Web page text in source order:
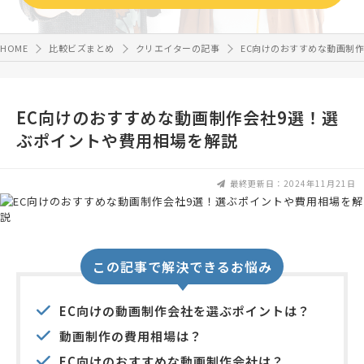
HOME 比較ビズまとめ クリエイターの記事 EC向けのおすすめな動画制
EC向けのおすすめな動画制作会社9選！選
ぶポイントや費用相場を解説
最終更新日：2024年11月21日
この記事で解決できるお悩み
EC向けの動画制作会社を選ぶポイントは？
動画制作の費用相場は？